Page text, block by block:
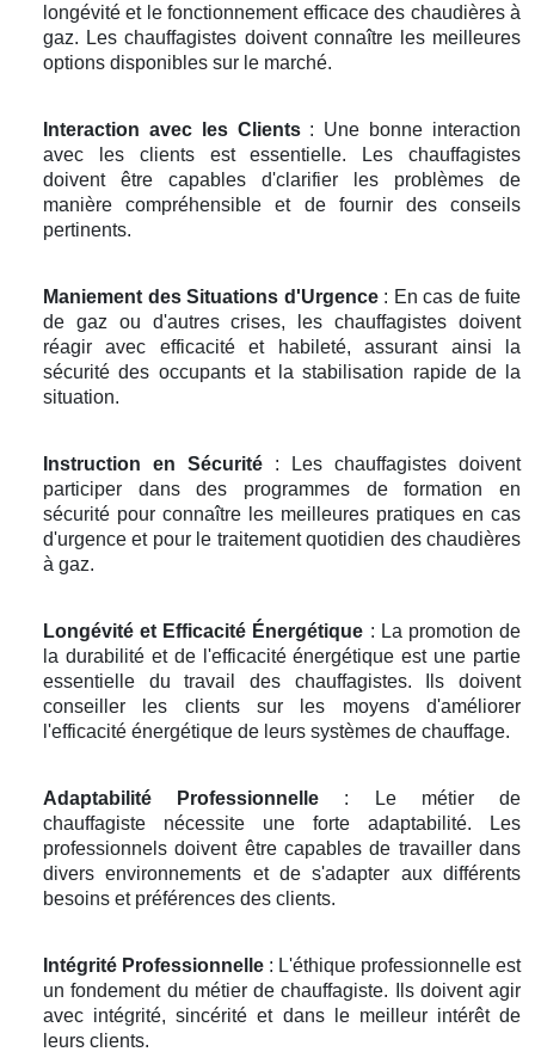
longévité et le fonctionnement efficace des chaudières à
gaz. Les chauffagistes doivent connaître les meilleures
options disponibles sur le marché.
Interaction avec les Clients: Une bonne interaction
avec les clients est essentielle. Les chauffagistes
doivent être capables d'clarifier les problèmes de
manière compréhensible et de fournir des conseils
pertinents.
Maniement des Situations d'Urgence: En cas de fuite
de gaz ou d'autres crises, les chauffagistes doivent
réagir avec efficacité et habileté, assurant ainsi la
sécurité des occupants et la stabilisation rapide de la
situation.
Instruction en Sécurité : Les chauffagistes doivent
participer dans des programmes de formation en
sécurité pour connaître les meilleures pratiques en cas
d'urgence et pour le traitement quotidien des chaudières
à gaz.
Longévité et Efficacité Énergétique : La promotion de
la durabilité et de l'efficacité énergétique est une partie
essentielle du travail des chauffagistes. Ils doivent
conseiller les clients sur les moyens d'améliorer
l'efficacité énergétique de leurs systèmes de chauffage.
Adaptabilité Professionnelle : Le métier de
chauffagiste nécessite une forte adaptabilité. Les
professionnels doivent être capables de travailler dans
divers environnements et de s'adapter aux différents
besoins et préférences des clients.
Intégrité Professionnelle : L'éthique professionnelle est
un fondement du métier de chauffagiste. Ils doivent agir
avec intégrité, sincérité et dans le meilleur intérêt de
leurs clients.